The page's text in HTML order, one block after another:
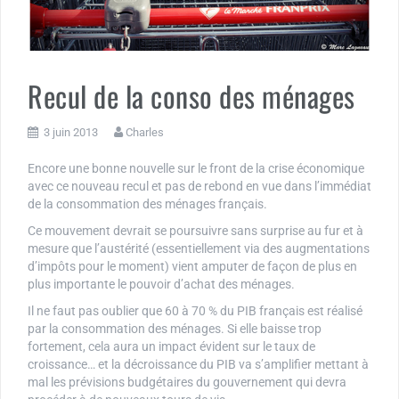
Recul de la conso des ménages
3 juin 2013 Charles
Encore une bonne nouvelle sur le front de la crise économique
avec ce nouveau recul et pas de rebond en vue dans l’immédiat
de la consommation des ménages français.
Ce mouvement devrait se poursuivre sans surprise au fur et à
mesure que l’austérité (essentiellement via des augmentations
d’impôts pour le moment) vient amputer de façon de plus en
plus importante le pouvoir d’achat des ménages.
Il ne faut pas oublier que 60 à 70 % du PIB français est réalisé
par la consommation des ménages. Si elle baisse trop
fortement, cela aura un impact évident sur le taux de
croissance… et la décroissance du PIB va s’amplifier mettant à
mal les prévisions budgétaires du gouvernement qui devra